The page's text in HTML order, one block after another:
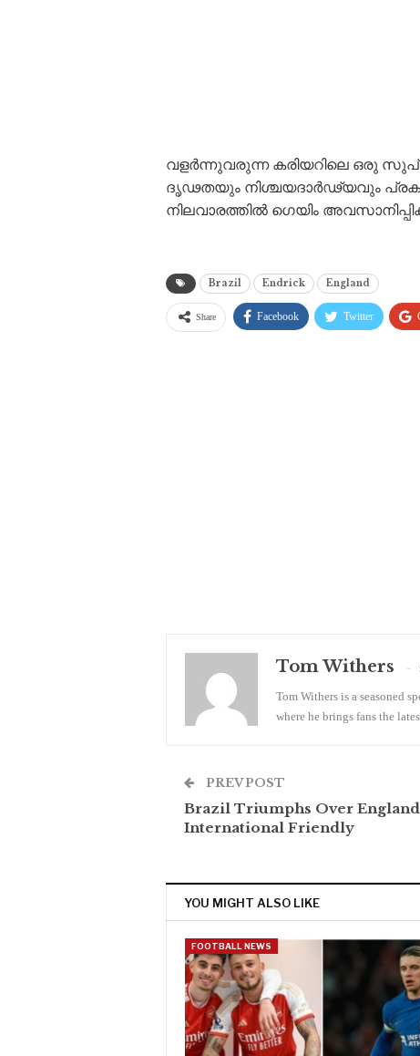
വളർന്നുവരുന്ന കരിയറിലെ ഒരു
ദൃഢതയും നിശ്ചയദാർഢ്യവും
നിലവാരത്തിൽ ഗെയിം
Brazil Endrick England
Share Facebook Twitter
Tom Withers
Tom Withers is a seasoned
where he brings fans the
PREV POST
Brazil Triumphs Over
International Friendly
YOU MIGHT ALSO LIKE
FOOTBALL NEWS